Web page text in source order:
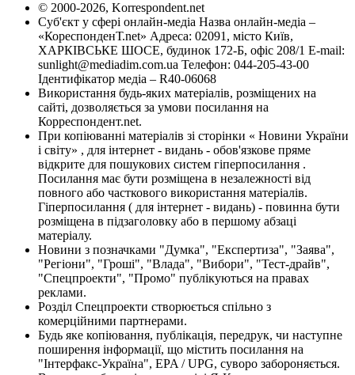
© 2000-2026, Korrespondent.net
Суб'єкт у сфері онлайн-медіа Назва онлайн-медіа –
«КореспонденТ.net» Адреса: 02091, місто Київ,
ХАРКІВСЬКЕ ШОСЕ, будинок 172-Б, офіс 208/1 E-mail:
sunlight@mediadim.com.ua Телефон: 044-205-43-00
Ідентифікатор медіа – R40-06068
Використання будь-яких матеріалів, розміщених на
сайті, дозволяється за умови посилання на
Корреспондент.net.
При копіюванні матеріалів зі сторінки « Новини України
і світу» , для інтернет - видань - обов'язкове пряме
відкрите для пошукових систем гіперпосилання .
Посилання має бути розміщена в незалежності від
повного або часткового використання матеріалів.
Гіперпосилання ( для інтернет - видань) - повинна бути
розміщена в підзаголовку або в першому абзаці
матеріалу.
Новини з позначками "Думка", "Експертиза", "Заява",
"Регіони", "Гроші", "Влада", "Вибори", "Тест-драйв",
"Спецпроекти", "Промо" публікуються на правах
реклами.
Розділ Спецпроекти створюється спільно з
комерційними партнерами.
Будь яке копіювання, публікація, передрук, чи наступне
поширення інформації, що містить посилання на
"Інтерфакс-Україна", EPA / UPG, суворо забороняється.